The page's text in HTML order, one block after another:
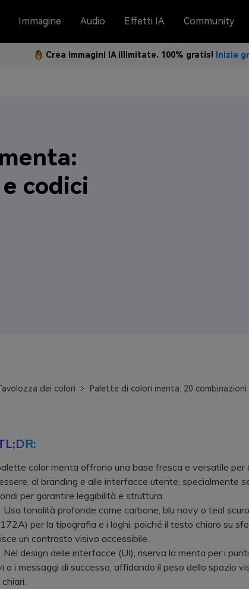
Immagine Audio Effetti IA Community
Crea immagini IA illimitate. 100% gratis! Inizia
codici
dei colori Palette di colori menta: 20
color menta offrono una base fresca e versatile per
al branding e alle interfacce utente, specialmente
per garantire leggibilità e struttura.
tonalità profonde come carbone, blu navy o teal
per la tipografia e i loghi, poiché il testo chiaro su
un contrasto visivo accessibile.
design delle interfacce (UI), riserva la menta per i
o i messaggi di successo, affidando il peso dello spazio
chiari.